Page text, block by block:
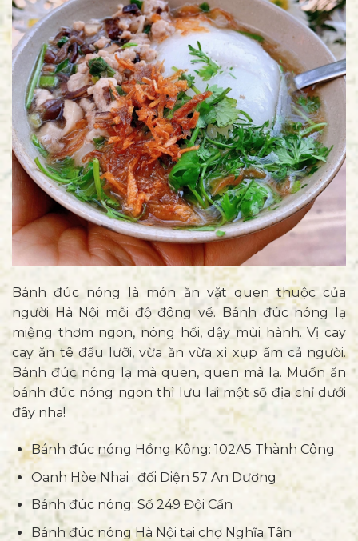
Bánh đúc nóng là món ăn vặt quen thuộc của
người Hà Nội mỗi độ đông về. Bánh đúc nóng lạ
miệng thơm ngon, nóng hổi, dậy mùi hành. Vị cay
cay ăn tê đầu lưỡi, vừa ăn vừa xì xụp ấm cả người.
Bánh đúc nóng lạ mà quen, quen mà lạ. Muốn ăn
bánh đúc nóng ngon thì lưu lại một số địa chỉ dưới
đây nha!
Bánh đúc nóng Hồng Kông: 102A5 Thành Công
Oanh Hòe Nhai : đối Diện 57 An Dương
Bánh đúc nóng: Số 249 Đội Cấn
Bánh đúc nóng Hà Nội tại chợ Nghĩa Tân